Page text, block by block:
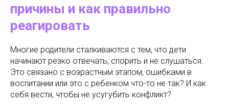
причины и как правильно
реагировать
Многие родители сталкиваются с тем, что дети
начинают резко отвечать, спорить и не слушаться.
Это связано с возрастным этапом, ошибками в
воспитании или это с ребенком что-то не так? И как
себя вести, чтобы не усугубить конфликт?